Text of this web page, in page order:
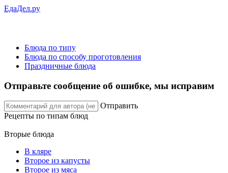
ЕдаДел.ру
Блюда по типу
Блюда по способу проготовления
Праздничные блюда
Отправьте сообщение об ошибке, мы исправим
Отправить
Рецепты по типам блюд
Вторые блюда
В кляре
Второе из капусты
Второе из мяса